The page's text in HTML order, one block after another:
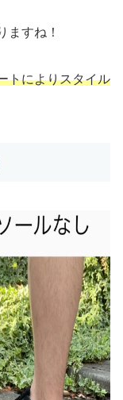
ますね！
トによりスタイル